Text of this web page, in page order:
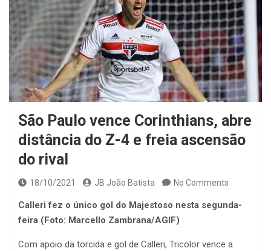
São Paulo vence Corinthians, abre
distância do Z-4 e freia ascensão
do rival
18/10/2021 JB João Batista No Comments
Calleri fez o único gol do Majestoso nesta segunda-
feira (Foto: Marcello Zambrana/AGIF)
Com apoio da torcida e gol de Calleri, Tricolor vence a